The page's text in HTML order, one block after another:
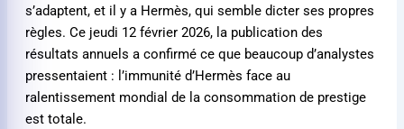
s’adaptent, et il y a Hermès, qui semble dicter ses propres
règles. Ce jeudi 12 février 2026, la publication des
résultats annuels a confirmé ce que beaucoup d’analystes
pressentaient : l’immunité d’Hermès face au
ralentissement mondial de la consommation de prestige
est totale.